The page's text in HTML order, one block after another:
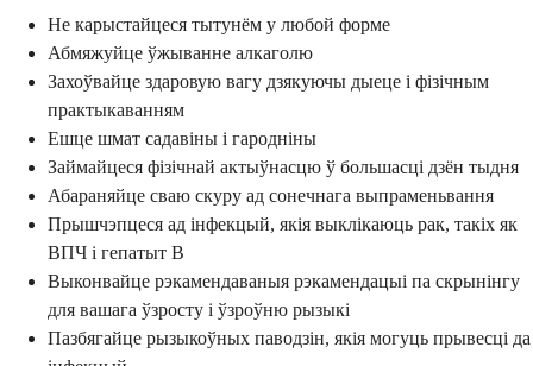
Не карыстайцеся тытунём у любой форме
Абмяжуйце ўжыванне алкаголю
Захоўвайце здаровую вагу дзякуючы дыеце і фізічным
практыкаванням
Ешце шмат садавіны і гародніны
Займайцеся фізічнай актыўнасцю ў большасці дзён тыдня
Абараняйце сваю скуру ад сонечнага выпраменьвання
Прышчэпцеся ад інфекцый, якія выклікаюць рак, такіх як
ВПЧ і гепатыт В
Выконвайце рэкамендаваныя рэкамендацыі па скрынінгу
для вашага ўзросту і ўзроўню рызыкі
Пазбягайце рызыкоўных паводзін, якія могуць прывесці да